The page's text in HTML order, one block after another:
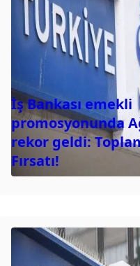
İş Bankası emekli
promosyonunda
rekor geldi:
Fırsatı!